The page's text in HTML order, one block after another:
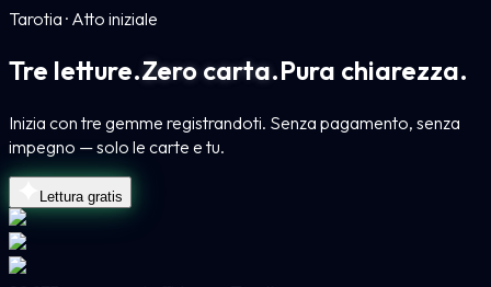
Tarotia · Atto iniziale
Tre letture.Zero carta.Pura chiarezza.
Inizia con tre gemme registrandoti. Senza pagamento, senza
impegno — solo le carte e tu.
Lettura gratis